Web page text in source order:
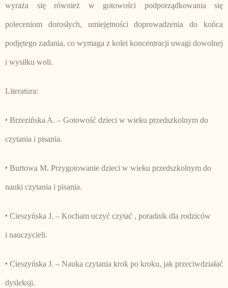
wyraża się również w gotowości podporządkowania się
poleceniom dorosłych, umiejętności doprowadzenia do końca
podjętego zadania, co wymaga z kolei koncentracji uwagi dowolnej
i wysiłku woli.
Literatura:
• Brzezińska A. – Gotowość dzieci w wieku przedszkolnym do
czytania i pisania.
• Burtowa M. Przygotowanie dzieci w wieku przedszkolnym do
nauki czytania i pisania.
• Cieszyńska J. – Kocham uczyć czytać , poradnik dla rodziców
i nauczycieli.
• Cieszyńska J. – Nauka czytania krok po kroku, jak przeciwdziałać
dysleksji.